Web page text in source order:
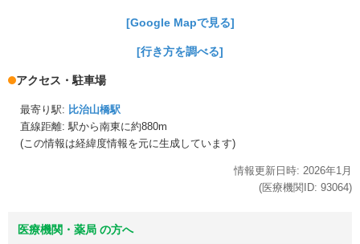
[Google Mapで見る]
[行き方を調べる]
アクセス・駐車場
最寄り駅: 比治山橋駅
直線距離: 駅から南東に約880m
(この情報は経緯度情報を元に生成しています)
情報更新日時: 2026年1月
(医療機関ID: 93064)
医療機関・薬局 の方へ